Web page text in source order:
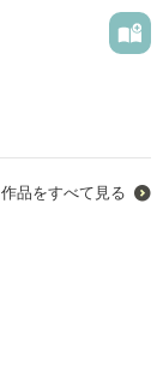
作品をすべて見る